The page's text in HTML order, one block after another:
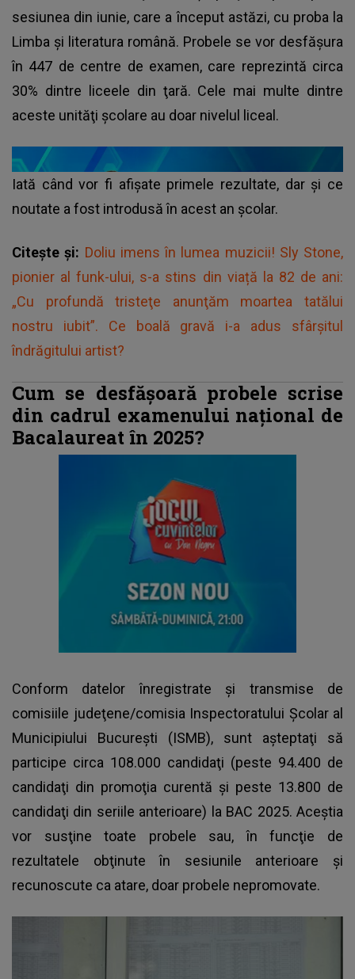
sesiunea din iunie, care a început astăzi, cu proba la
Limba şi literatura română. Probele se vor desfăşura
în 447 de centre de examen, care reprezintă circa
30% dintre liceele din ţară. Cele mai multe dintre
aceste unităţi şcolare au doar nivelul liceal.
Iată când vor fi afișate primele rezultate, dar și ce
noutate a fost introdusă în acest an școlar.
Citește și: Doliu imens în lumea muzicii! Sly Stone,
pionier al funk-ului, s-a stins din viață la 82 de ani:
„Cu profundă tristeţe anunţăm moartea tatălui
nostru iubit”. Ce boală gravă i-a adus sfârșitul
îndrăgitului artist?
Cum se desfășoară probele scrise
din cadrul examenului național de
Bacalaureat în 2025?
Conform datelor înregistrate şi transmise de
comisiile judeţene/comisia Inspectoratului Şcolar al
Municipiului Bucureşti (ISMB), sunt aşteptaţi să
participe circa 108.000 candidaţi (peste 94.400 de
candidaţi din promoţia curentă şi peste 13.800 de
candidaţi din seriile anterioare) la BAC 2025. Aceştia
vor susţine toate probele sau, în funcţie de
rezultatele obţinute în sesiunile anterioare şi
recunoscute ca atare, doar probele nepromovate.